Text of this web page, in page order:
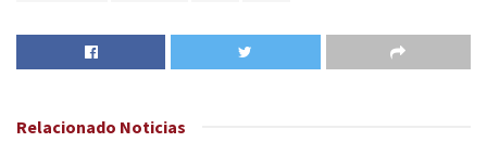
Relacionado Noticias